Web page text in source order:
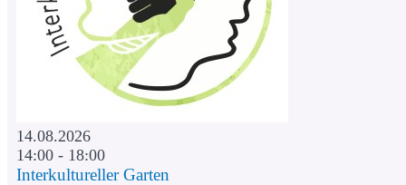
14.08.2026
14:00 - 18:00
Interkultureller Garten